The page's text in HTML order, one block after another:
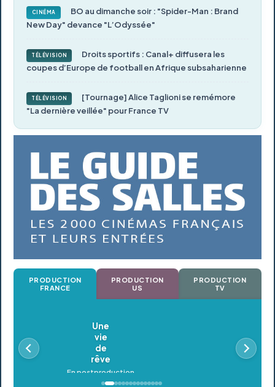
CINÉMA
BO au dimanche soir : "Spider-Man : Brand
New Day" devance "L’Odyssée"
TÉLÉVISION
Droits sportifs : Canal+ diffusera les
coupes d’Europe de football en Afrique subsaharienne
TÉLÉVISION
[Tournage] Alice Taglioni se remémore
"La dernière veillée" pour France TV
PRODUCTION
FRANCE
PRODUCTION
US
PRODUCTION
TV
Oldeupe
En postproduction